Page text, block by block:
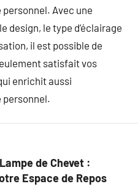
Avec une
design, le type d’éclairage
il est possible de
satisfait vos
enrichit aussi
personnel.
de Chevet :
Espace de Repos